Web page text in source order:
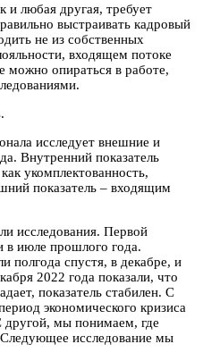
и любая другая, требует
выстраивать кадровый
не из собственных
входящем потоке
можно опираться в работе,
исследует внешние и
Внутренний показатель
укомплектованность,
показатель – входящим
исследования. Первой
в июле прошлого года.
полгода спустя, в декабре, и
2022 года показали, что
показатель стабилен. С
экономического кризиса
другой, мы понимаем, где
исследование мы